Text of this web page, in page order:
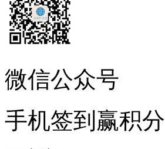
微信公众号
手机签到赢积分